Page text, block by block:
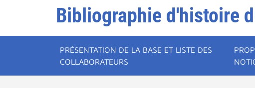
Bibliographie d'histoire
PRÉSENTATION DE LA BASE ET LISTE DES
COLLABORATEURS